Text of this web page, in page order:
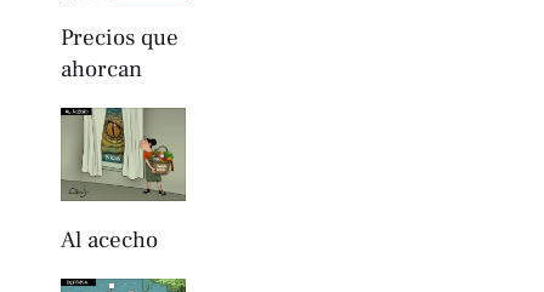
Precios que
ahorcan
Al acecho